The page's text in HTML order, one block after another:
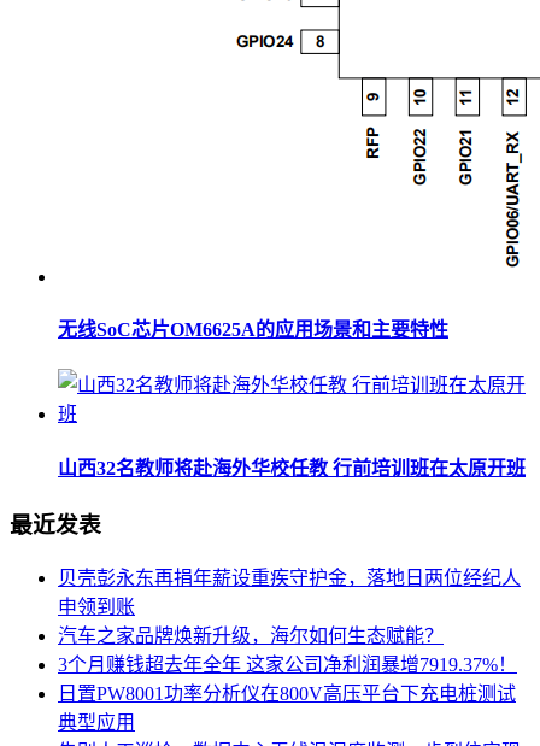
无线SoC芯片OM6625A的应用场景和主要特性
山西32名教师将赴海外华校任教 行前培训班在太原开班
最近发表
贝壳彭永东再捐年薪设重疾守护金，落地日两位经纪人
申领到账
汽车之家品牌焕新升级，海尔如何生态赋能？
3个月赚钱超去年全年 这家公司净利润暴增7919.37%！
日置PW8001功率分析仪在800V高压平台下充电桩测试
典型应用